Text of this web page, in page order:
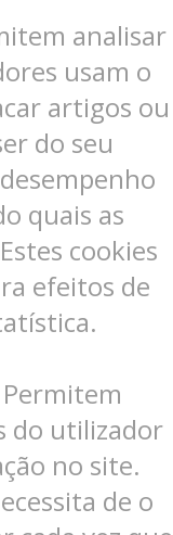
analisar
usam o
artigos ou
do seu
quais as
cookies
efeitos de
Permitem
do utilizador
no site.
de o